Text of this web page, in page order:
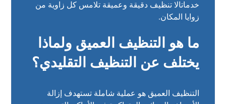
خدماتالا تنظيف دقيقة وعميقة تلامس كل زاوية من
زوايا المكان.
ما هو التنظيف العميق ولماذا
يختلف عن التنظيف التقليدي؟
التنظيف العميق هو عملية شاملة تستهدف إزالة